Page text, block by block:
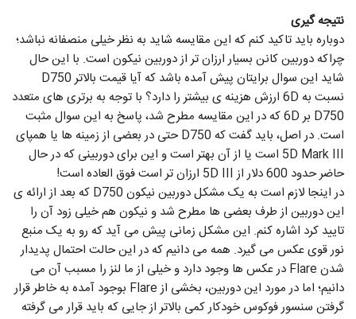
نتیجه گیری
دوباره باید تاکید کنم که این مقایسه شاید به نظر خیلی منصفانه نباشد؛
چراکه دوربین کانن بسیار ارزان تر از دوربین نیکون است. با این حال
شاید این سوال برایتان پیش آمده باشد که آیا قیمت بالاتر D750
نسبت به 6D ارزش هزینه ی بیشتر را دارد؟ با توجه به برتری های متعدد
D750 بر 6D که در این مقایسه مطرح شد، پاسخ به این سوال مثبت
است. در اصل، باید گفت که D750 حتی در بعضی از زمینه ها یا همپای
5D Mark III است یا از آن بهتر است و این برای دوربینی که در حال
حاضر حدود 600 دلار از 5D III ارزان تر است فوق العاده است!
در اینجا لازم است به یک مشکل دوربین نیکون D750 که بعد از ارائه ی
این دوربین از طرف بعضی ها مطرح شد و نیکون هم خیلی زود آن را
تایید کرد اشاره کنم. این مشکل زمانی پیش می آید که رو به یک منبع
نور قوی عکس می گیرد. همه می دانیم که در این حالت احتمال پدیدار
شدن Flare در عکس ها وجود دارد و خیلی از ما لنز را مسبب آن می
دانیم؛ اما در مورد این دوربین، بخشی از Flare بوجود آمده به خاطر قرار
گرفتن سنسور فوکوس خودکار کمی بالاتر از جایی که باید قرار می گرفته